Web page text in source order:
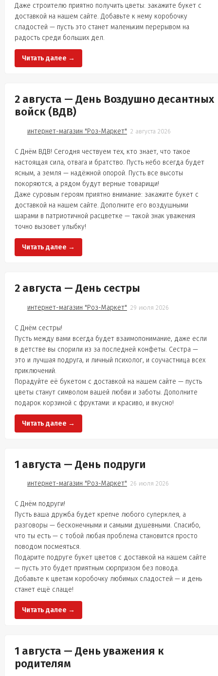
Даже строителю приятно получить цветы: закажите букет с
доставкой на нашем сайте. Добавьте к нему коробочку
сладостей — пусть это станет маленьким перерывом на
радость среди больших дел.
Читать далее →
2 августа — День Воздушно десантных
войск (ВДВ)
интернет-магазин "Роз-Маркет" 2 августа 2026
С Днём ВДВ! Сегодня чествуем тех, кто знает, что такое
настоящая сила, отвага и братство. Пусть небо всегда будет
ясным, а земля — надёжной опорой. Пусть все высоты
покоряются, а рядом будут верные товарищи!
Даже суровым героям приятно внимание: закажите букет с
доставкой на нашем сайте. Дополните его воздушными
шарами в патриотичной расцветке — такой знак уважения
точно вызовет улыбку!
Читать далее →
2 августа — День сестры
интернет-магазин "Роз-Маркет" 29 июля 2026
С Днём сестры!
Пусть между вами всегда будет взаимопонимание, даже если
в детстве вы спорили из за последней конфеты. Сестра —
это и лучшая подруга, и личный психолог, и соучастница всех
приключений.
Порадуйте её букетом с доставкой на нашем сайте — пусть
цветы станут символом вашей любви и заботы. Дополните
подарок корзиной с фруктами: и красиво, и вкусно!
Читать далее →
1 августа — День подруги
интернет-магазин "Роз-Маркет" 26 июля 2026
С Днём подруги!
Пусть ваша дружба будет крепче любого суперклея, а
разговоры — бесконечными и самыми душевными. Спасибо,
что ты есть — с тобой любая проблема становится просто
поводом посмеяться.
Подарите подруге букет цветов с доставкой на нашем сайте
— пусть это будет приятным сюрпризом без повода.
Добавьте к цветам коробочку любимых сладостей — и день
станет ещё слаще!
Читать далее →
1 августа — День уважения к
родителям